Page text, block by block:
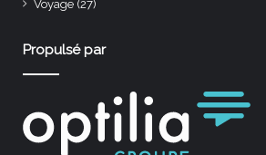
Voyage (27)
Propulsé par